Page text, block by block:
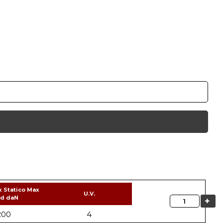
Statico Max
daN
U.V.
4
Quantità